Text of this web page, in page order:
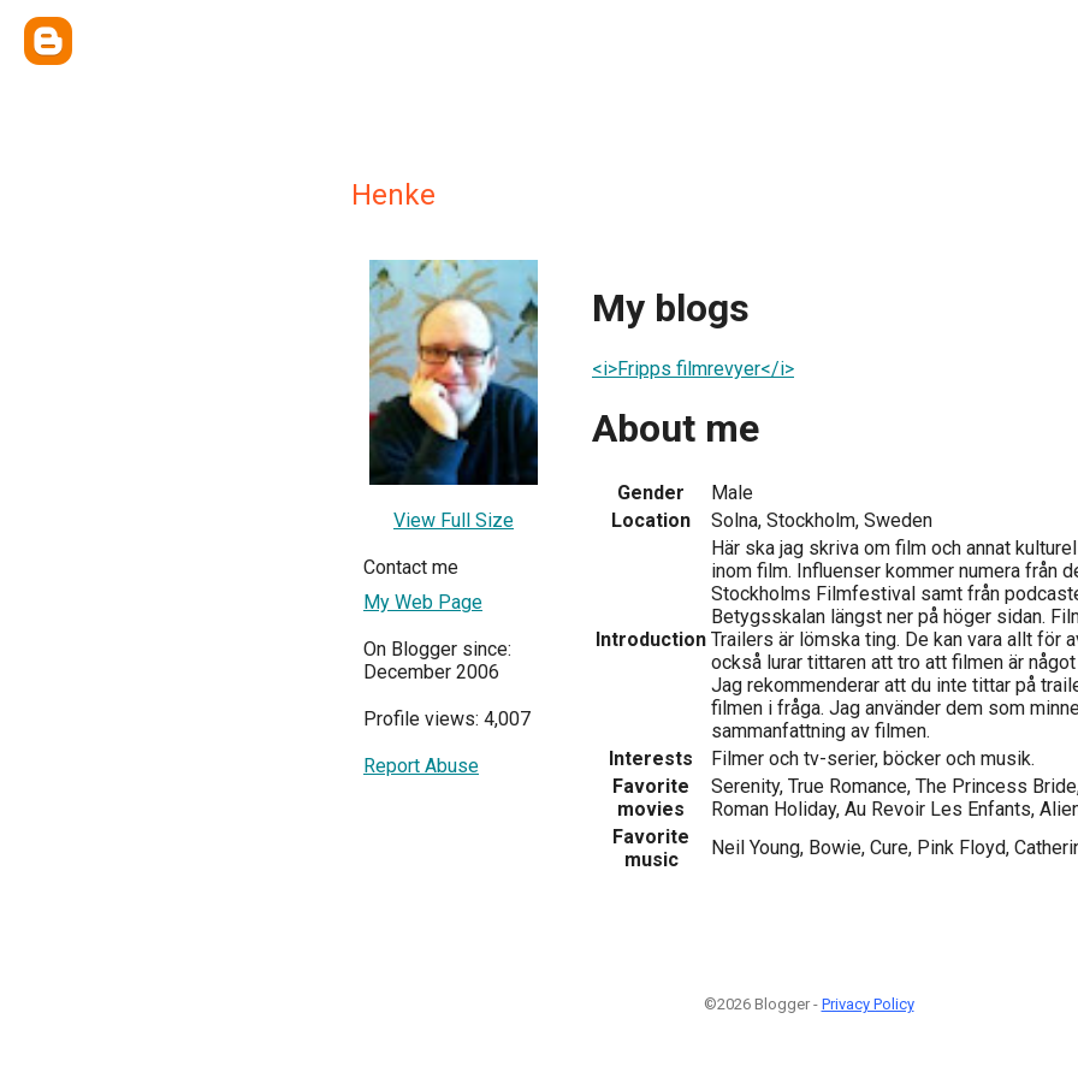
Henke
View Full Size
Contact me
My Web Page
On Blogger since:
December 2006
Profile views: 4,007
Report Abuse
My blogs
<i>Fripps filmrevyer</i>
About me
Gender
Male
Location
Solna, Stockholm, Sweden
Introduction
Här ska jag skriva om film och annat
inom film. Influenser kommer numera från
Stockholms Filmfestival samt från
Betygsskalan längst ner på höger sidan.
Trailers är lömska ting. De kan vara allt för
också lurar tittaren att tro att filmen är något
Jag rekommenderar att du inte tittar på
filmen i fråga. Jag använder dem som
sammanfattning av filmen.
Interests
Filmer och tv-serier, böcker och musik.
Favorite
movies
Serenity, True Romance, The Princess
Roman Holiday, Au Revoir Les Enfants,
Favorite
music
Neil Young, Bowie, Cure, Pink Floyd,
©2026 Blogger - Privacy Policy